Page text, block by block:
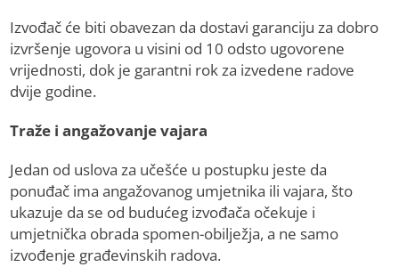
Izvođač će biti obavezan da dostavi garanciju za dobro
izvršenje ugovora u visini od 10 odsto ugovorene
vrijednosti, dok je garantni rok za izvedene radove
dvije godine.
Traže i angažovanje vajara
Jedan od uslova za učešće u postupku jeste da
ponuđač ima angažovanog umjetnika ili vajara, što
ukazuje da se od budućeg izvođača očekuje i
umjetnička obrada spomen-obilježja, a ne samo
izvođenje građevinskih radova.